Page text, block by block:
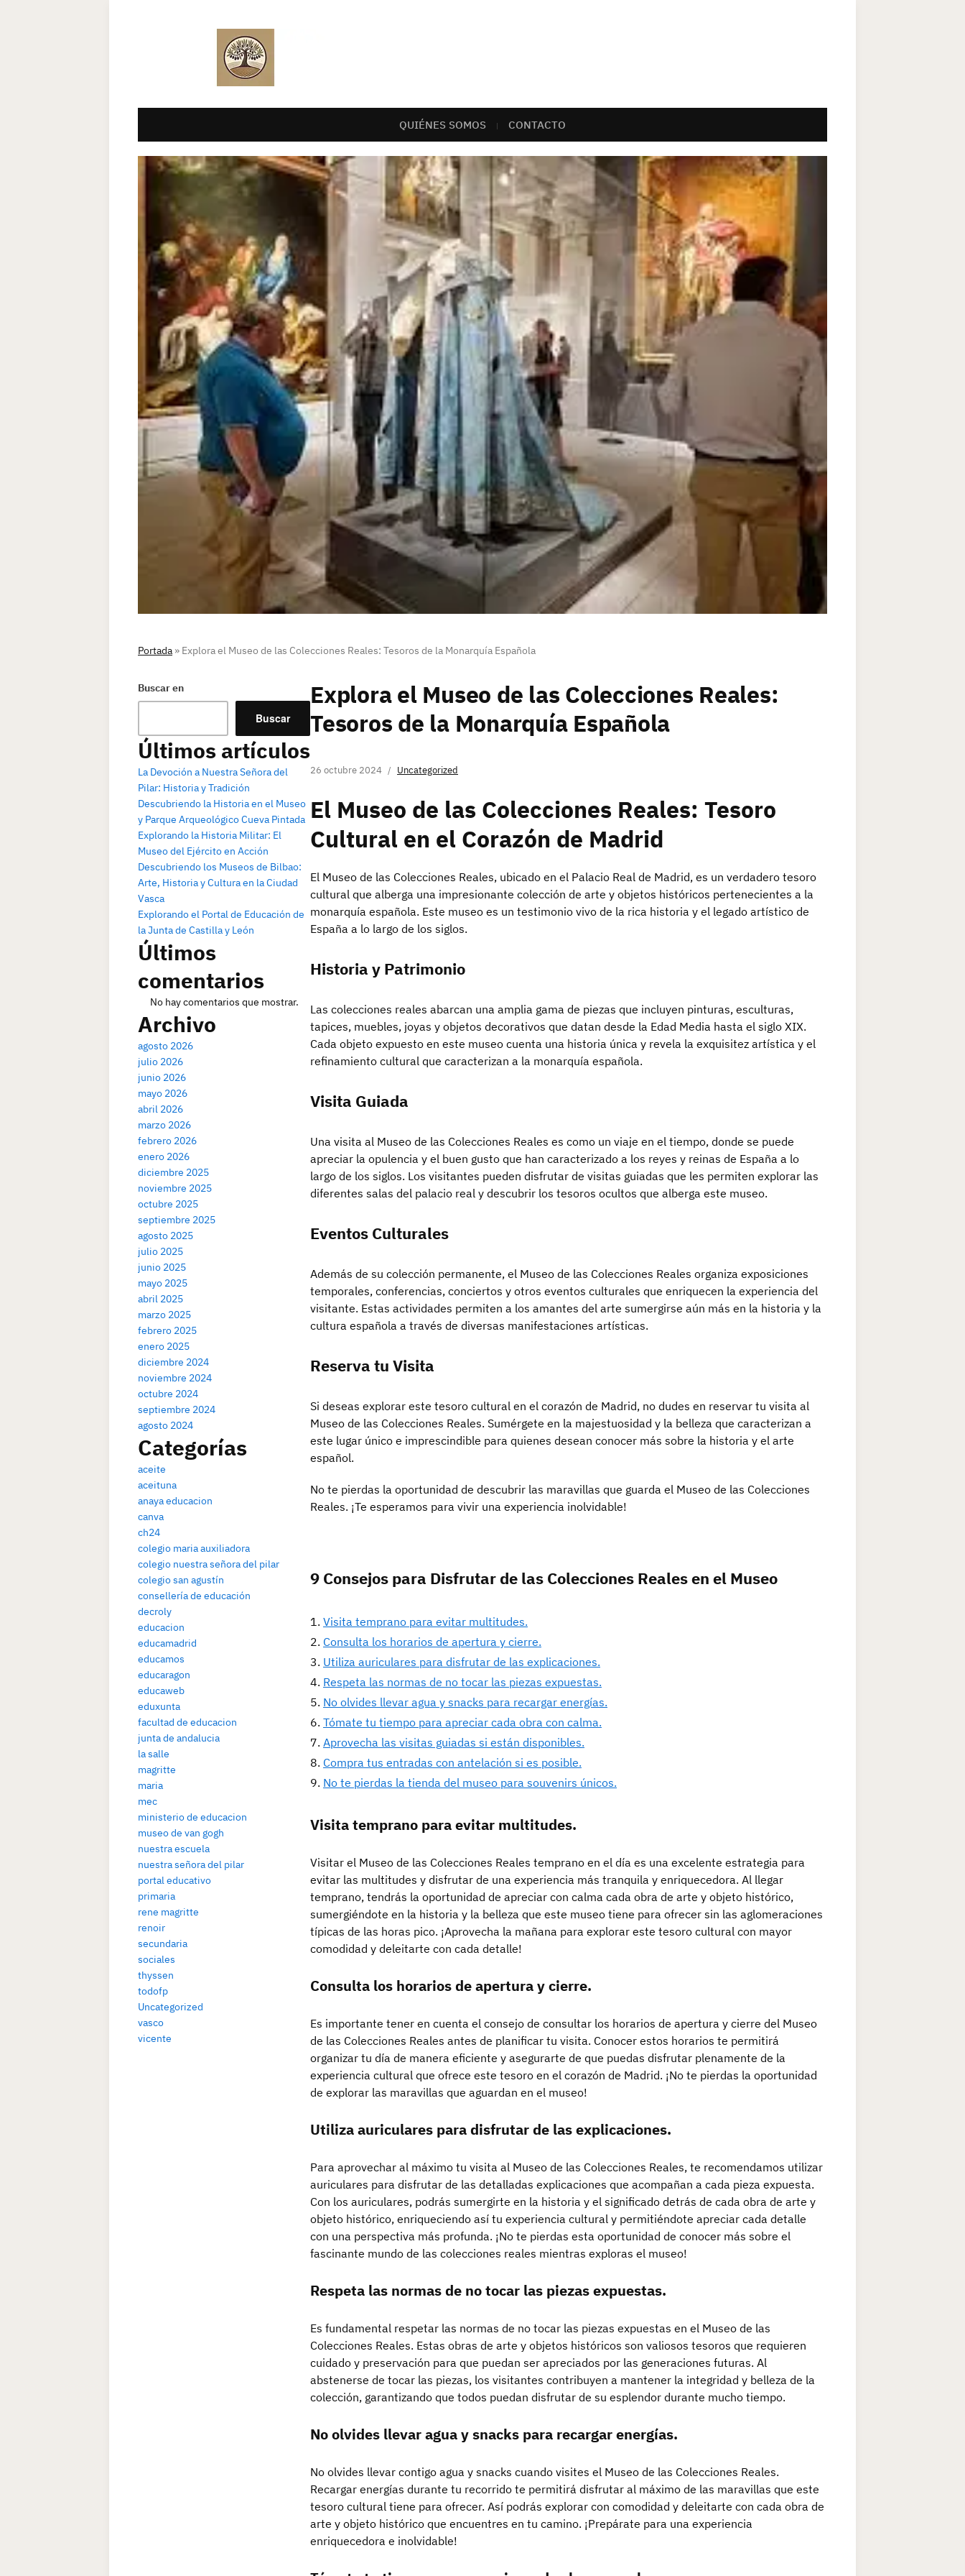
QUIÉNES SOMOS CONTACTO
Portada » Explora el Museo de las Colecciones Reales: Tesoros de la Monarquía Española
Buscar en
Buscar
Últimos artículos
La Devoción a Nuestra Señora del
Pilar: Historia y Tradición
Descubriendo la Historia en el Museo
y Parque Arqueológico Cueva Pintada
Explorando la Historia Militar: El
Museo del Ejército en Acción
Descubriendo los Museos de Bilbao:
Arte, Historia y Cultura en la Ciudad
Vasca
Explorando el Portal de Educación de
la Junta de Castilla y León
Últimos
comentarios
No hay comentarios que mostrar.
Archivo
agosto 2026
julio 2026
junio 2026
mayo 2026
abril 2026
marzo 2026
febrero 2026
enero 2026
diciembre 2025
noviembre 2025
octubre 2025
septiembre 2025
agosto 2025
julio 2025
junio 2025
mayo 2025
abril 2025
marzo 2025
febrero 2025
enero 2025
diciembre 2024
noviembre 2024
octubre 2024
septiembre 2024
agosto 2024
Categorías
aceite
aceituna
anaya educacion
canva
ch24
colegio maria auxiliadora
colegio nuestra señora del pilar
colegio san agustín
consellería de educación
decroly
educacion
educamadrid
educamos
educaragon
educaweb
eduxunta
facultad de educacion
junta de andalucia
la salle
magritte
maria
mec
ministerio de educacion
museo de van gogh
nuestra escuela
nuestra señora del pilar
portal educativo
primaria
rene magritte
renoir
secundaria
sociales
thyssen
todofp
Uncategorized
vasco
vicente
Explora el Museo de las Colecciones Reales:
Tesoros de la Monarquía Española
26 octubre 2024 Uncategorized
El Museo de las Colecciones Reales: Tesoro
Cultural en el Corazón de Madrid
El Museo de las Colecciones Reales, ubicado en el Palacio Real de Madrid, es un verdadero tesoro
cultural que alberga una impresionante colección de arte y objetos históricos pertenecientes a la
monarquía española. Este museo es un testimonio vivo de la rica historia y el legado artístico de
España a lo largo de los siglos.
Historia y Patrimonio
Las colecciones reales abarcan una amplia gama de piezas que incluyen pinturas, esculturas,
tapices, muebles, joyas y objetos decorativos que datan desde la Edad Media hasta el siglo XIX.
Cada objeto expuesto en este museo cuenta una historia única y revela la exquisitez artística y el
refinamiento cultural que caracterizan a la monarquía española.
Visita Guiada
Una visita al Museo de las Colecciones Reales es como un viaje en el tiempo, donde se puede
apreciar la opulencia y el buen gusto que han caracterizado a los reyes y reinas de España a lo
largo de los siglos. Los visitantes pueden disfrutar de visitas guiadas que les permiten explorar las
diferentes salas del palacio real y descubrir los tesoros ocultos que alberga este museo.
Eventos Culturales
Además de su colección permanente, el Museo de las Colecciones Reales organiza exposiciones
temporales, conferencias, conciertos y otros eventos culturales que enriquecen la experiencia del
visitante. Estas actividades permiten a los amantes del arte sumergirse aún más en la historia y la
cultura española a través de diversas manifestaciones artísticas.
Reserva tu Visita
Si deseas explorar este tesoro cultural en el corazón de Madrid, no dudes en reservar tu visita al
Museo de las Colecciones Reales. Sumérgete en la majestuosidad y la belleza que caracterizan a
este lugar único e imprescindible para quienes desean conocer más sobre la historia y el arte
español.
No te pierdas la oportunidad de descubrir las maravillas que guarda el Museo de las Colecciones
Reales. ¡Te esperamos para vivir una experiencia inolvidable!
9 Consejos para Disfrutar de las Colecciones Reales en el Museo
Visita temprano para evitar multitudes.
Consulta los horarios de apertura y cierre.
Utiliza auriculares para disfrutar de las explicaciones.
Respeta las normas de no tocar las piezas expuestas.
No olvides llevar agua y snacks para recargar energías.
Tómate tu tiempo para apreciar cada obra con calma.
Aprovecha las visitas guiadas si están disponibles.
Compra tus entradas con antelación si es posible.
No te pierdas la tienda del museo para souvenirs únicos.
Visita temprano para evitar multitudes.
Visitar el Museo de las Colecciones Reales temprano en el día es una excelente estrategia para
evitar las multitudes y disfrutar de una experiencia más tranquila y enriquecedora. Al llegar
temprano, tendrás la oportunidad de apreciar con calma cada obra de arte y objeto histórico,
sumergiéndote en la historia y la belleza que este museo tiene para ofrecer sin las aglomeraciones
típicas de las horas pico. ¡Aprovecha la mañana para explorar este tesoro cultural con mayor
comodidad y deleitarte con cada detalle!
Consulta los horarios de apertura y cierre.
Es importante tener en cuenta el consejo de consultar los horarios de apertura y cierre del Museo
de las Colecciones Reales antes de planificar tu visita. Conocer estos horarios te permitirá
organizar tu día de manera eficiente y asegurarte de que puedas disfrutar plenamente de la
experiencia cultural que ofrece este tesoro en el corazón de Madrid. ¡No te pierdas la oportunidad
de explorar las maravillas que aguardan en el museo!
Utiliza auriculares para disfrutar de las explicaciones.
Para aprovechar al máximo tu visita al Museo de las Colecciones Reales, te recomendamos utilizar
auriculares para disfrutar de las detalladas explicaciones que acompañan a cada pieza expuesta.
Con los auriculares, podrás sumergirte en la historia y el significado detrás de cada obra de arte y
objeto histórico, enriqueciendo así tu experiencia cultural y permitiéndote apreciar cada detalle
con una perspectiva más profunda. ¡No te pierdas esta oportunidad de conocer más sobre el
fascinante mundo de las colecciones reales mientras exploras el museo!
Respeta las normas de no tocar las piezas expuestas.
Es fundamental respetar las normas de no tocar las piezas expuestas en el Museo de las
Colecciones Reales. Estas obras de arte y objetos históricos son valiosos tesoros que requieren
cuidado y preservación para que puedan ser apreciados por las generaciones futuras. Al
abstenerse de tocar las piezas, los visitantes contribuyen a mantener la integridad y belleza de la
colección, garantizando que todos puedan disfrutar de su esplendor durante mucho tiempo.
No olvides llevar agua y snacks para recargar energías.
No olvides llevar contigo agua y snacks cuando visites el Museo de las Colecciones Reales.
Recargar energías durante tu recorrido te permitirá disfrutar al máximo de las maravillas que este
tesoro cultural tiene para ofrecer. Así podrás explorar con comodidad y deleitarte con cada obra de
arte y objeto histórico que encuentres en tu camino. ¡Prepárate para una experiencia
enriquecedora e inolvidable!